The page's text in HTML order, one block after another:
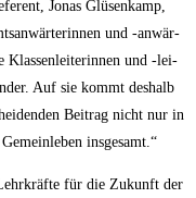
Jonas Glüsen­kamp,
und ‑anwär­
Klas­sen­lei­te­rin­nen und ‑lei­
Auf sie kommt des­halb
Bei­trag nicht nur in
insgesamt.“
für die Zukunft der